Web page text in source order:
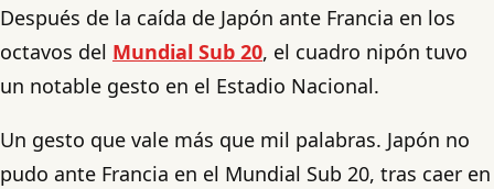
Después de la caída de Japón ante Francia en los
octavos del Mundial Sub 20, el cuadro nipón tuvo
un notable gesto en el Estadio Nacional.
Un gesto que vale más que mil palabras. Japón no
pudo ante Francia en el Mundial Sub 20, tras caer en